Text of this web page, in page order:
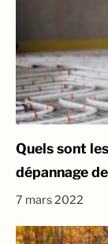
Quels sont
dépannage
7 mars 2022